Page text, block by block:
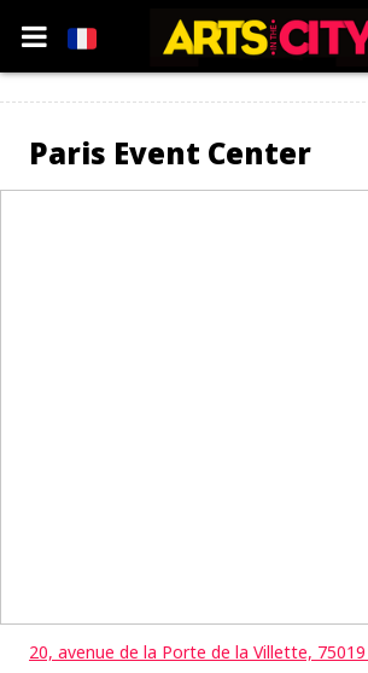
Paris Event Center
20, avenue de la Porte de la Villette, 75019